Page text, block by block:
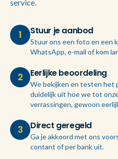
service.
1 Stuur je aanbod
Stuur ons een foto en een
WhatsApp, e-mail of kom
2 Eerlijke beoordeling
We bekijken en testen het
duidelijk uit hoe we tot
verrassingen, gewoon
3 Direct geregeld
Ga je akkoord met ons
contant of per bank uit.